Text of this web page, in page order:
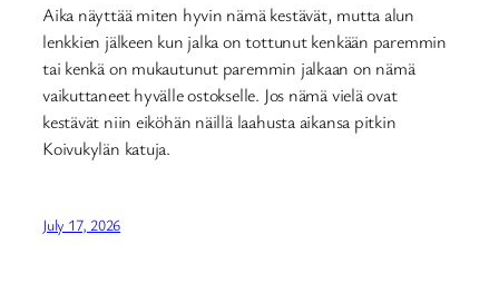
Aika näyttää miten hyvin nämä kestävät, mutta alun
lenkkien jälkeen kun jalka on tottunut kenkään paremmin
tai kenkä on mukautunut paremmin jalkaan on nämä
vaikuttaneet hyvälle ostokselle. Jos nämä vielä ovat
kestävät niin eiköhän näillä laahusta aikansa pitkin
Koivukylän katuja.
July 17, 2026